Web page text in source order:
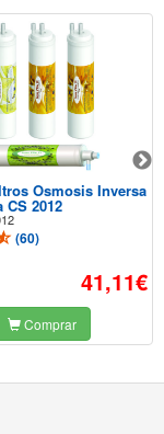
Osmosis Inversa
CS 2012
(60)
41,11€
Comprar